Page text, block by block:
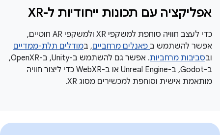
אפליקציה עם תכונות ייחודיות ל-XR
כדי לעצב חוויה סוחפת למשקפי XR ולמשקפי AR חוטיים,
אפשר להשתמש ב פאנלים מרחביים, במודלים תלת-ממדיים
ובסביבות מרחביות
. אפשר גם להשתמש ב-Unity, ב-OpenXR,
ב-Godot, ב-Unreal Engine או ב-WebXR כדי ליצור חוויה
מותאמת אישית וסוחפת למכשירים מסוג XR.